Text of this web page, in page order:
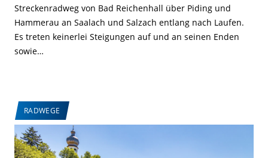
Streckenradweg von Bad Reichenhall über Piding und
Hammerau an Saalach und Salzach entlang nach Laufen.
Es treten keinerlei Steigungen auf und an seinen Enden
sowie…
RADWEGE